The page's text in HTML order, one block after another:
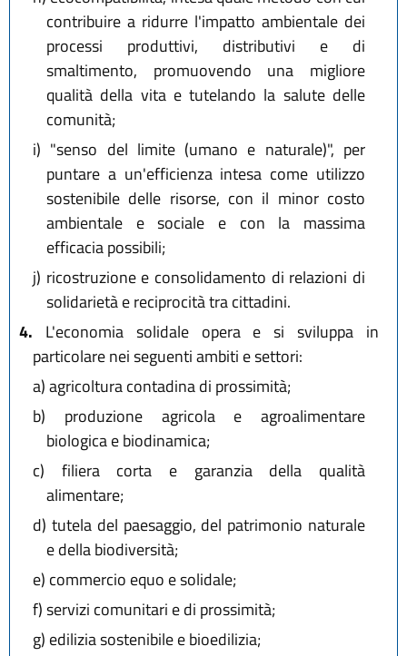
contribuire a ridurre l'impatto ambientale dei
processi produttivi, distributivi e di
smaltimento, promuovendo una migliore
qualità della vita e tutelando la salute delle
comunità;
i) "senso del limite (umano e naturale)", per
puntare a un'efficienza intesa come utilizzo
sostenibile delle risorse, con il minor costo
ambientale e sociale e con la massima
efficacia possibili;
j) ricostruzione e consolidamento di relazioni di
solidarietà e reciprocità tra cittadini.
4. L'economia solidale opera e si sviluppa in
particolare nei seguenti ambiti e settori:
a)agricoltura contadina di prossimità;
b) produzione agricola e agroalimentare
biologica e biodinamica;
c) filiera corta e garanzia della qualità
alimentare;
d) tutela del paesaggio, del patrimonio naturale
e della biodiversità;
e) commercio equo e solidale;
f)servizi comunitari e di prossimità;
g) edilizia sostenibile e bioedilizia;